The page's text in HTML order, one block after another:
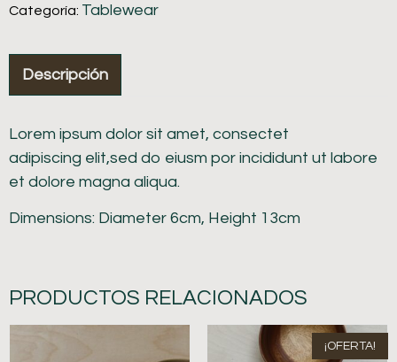
Categoría: Tablewear
Descripción
Lorem ipsum dolor sit amet, consectet
adipiscing elit,sed do eiusm por incididunt ut labore
et dolore magna aliqua.
Dimensions: Diameter 6cm, Height 13cm
PRODUCTOS RELACIONADOS
¡OFERTA!